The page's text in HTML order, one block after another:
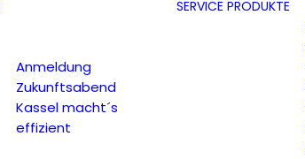
Anmeldung
Zukunftsabend
Kassel macht´s
effizient
SERVICE PRODUKTE